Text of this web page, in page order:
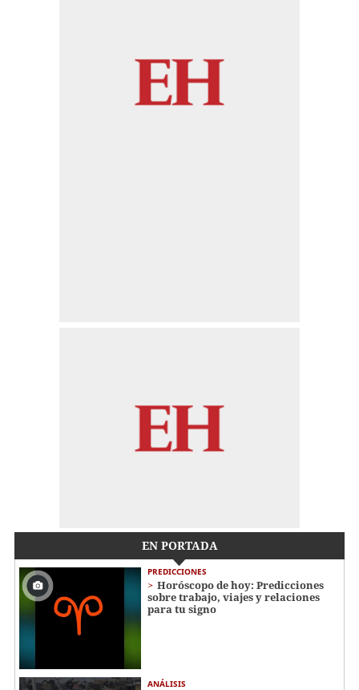
EN PORTADA
PREDICCIONES
Horóscopo de hoy: Predicciones
sobre trabajo, viajes y relaciones
para tu signo
ANÁLISIS